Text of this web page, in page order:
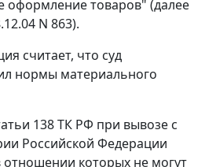
оформление товаров" (далее
N 863).
считает, что суд
нормы материального
138ТК РФ при вывозе с
Российской Федерации
отношении которых не могут